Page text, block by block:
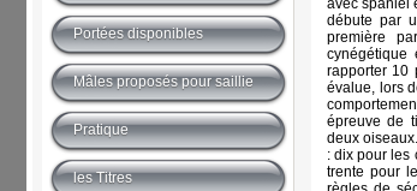
avec spaniel
débute par
première
cynégétique
rapporter 10
évalue, lors
épreuve de
deux
: dix pour les
trente pour
Portées disponibles
Mâles proposés pour saillie
Pratique
les Titres